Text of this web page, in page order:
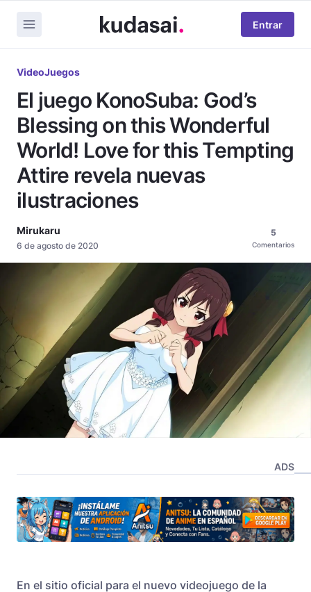
Entrar
VideoJuegos
El juego KonoSuba: God’s
Blessing on this Wonderful
World! Love for this Tempting
Attire revela nuevas
ilustraciones
Mirukaru
6 de agosto de 2020
5
Comentarios
ADS
En el sitio oficial para el nuevo videojuego de la